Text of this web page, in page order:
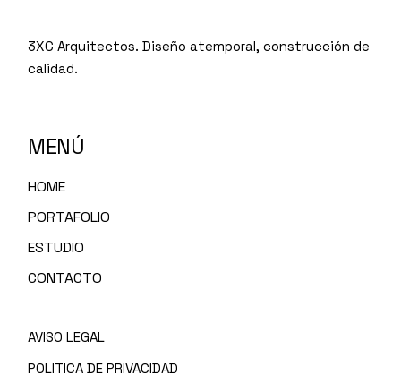
3XC Arquitectos. Diseño atemporal, construcción de
calidad.
MENÚ
HOME
PORTAFOLIO
ESTUDIO
CONTACTO
AVISO LEGAL
POLITICA DE PRIVACIDAD